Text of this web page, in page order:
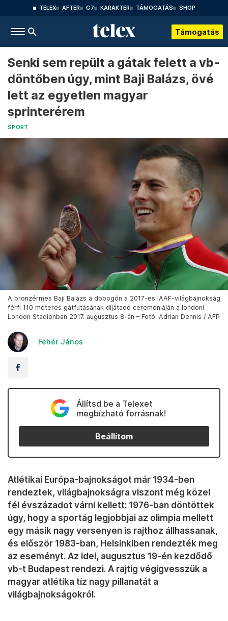
TELEX AFTER G7 KARAKTER TÁMOGATÁS SHOP
Támogatás
Senki sem repült a gátak felett a vb-
döntőben úgy, mint Baji Balázs, övé
lett az egyetlen magyar
sprinterérem
SPORT
A bronzérmes Baji Balázs a dobogón a 2017-es IAAF-világbajnokság
férfi 110 méteres gátfutásának díjátadó ceremóniáján a londoni
London Stadionban 2017. augusztus 8-án – Fotó: Adrian Dennis / AFP
Fehér János
Állítsd be a Telexet
megbízható forrásnak!
Beállítom
Atlétikai Európa-bajnokságot már 1934-ben
rendeztek, világbajnokságra viszont még közel
fél évszázadot várni kellett: 1976-ban döntöttek
úgy, hogy a sportág legjobbjai az olimpia mellett
egy másik nagy versenyen is rajthoz állhassanak,
és először 1983-ban, Helsinkiben rendezték meg
az eseményt. Az idei, augusztus 19-én kezdődő
vb-t Budapest rendezi. A rajtig végigvesszük a
magyar atlétika tíz nagy pillanatát a
világbajnokságokról.